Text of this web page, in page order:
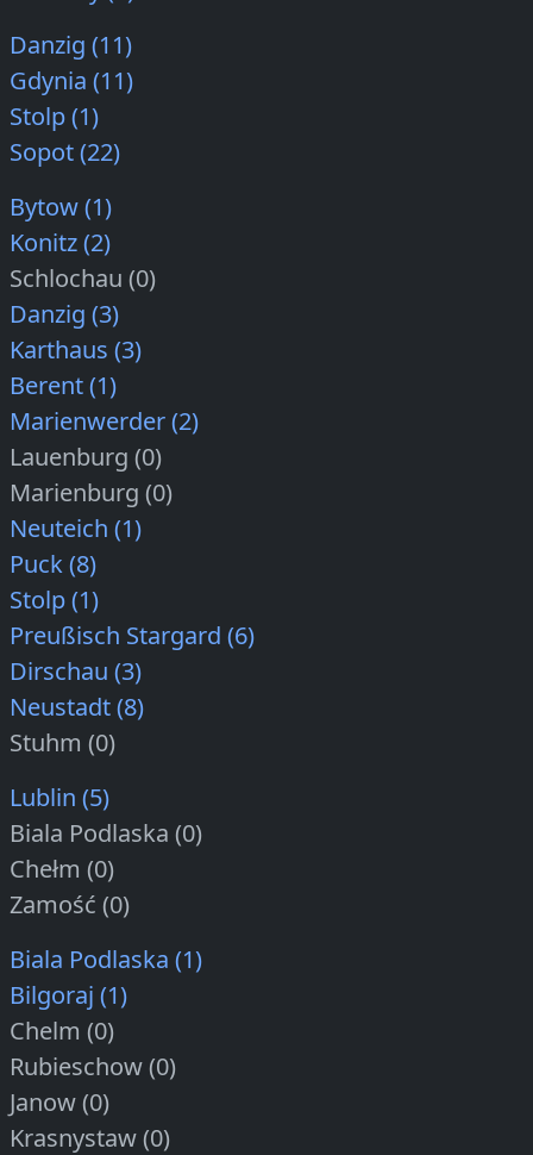
Danzig (11)
Gdynia (11)
Stolp (1)
Sopot (22)
Bytow (1)
Konitz (2)
Schlochau (0)
Danzig (3)
Karthaus (3)
Berent (1)
Marienwerder (2)
Lauenburg (0)
Marienburg (0)
Neuteich (1)
Puck (8)
Stolp (1)
Preußisch Stargard (6)
Dirschau (3)
Neustadt (8)
Stuhm (0)
Lublin (5)
Biala Podlaska (0)
Chełm (0)
Zamość (0)
Biala Podlaska (1)
Bilgoraj (1)
Chelm (0)
Rubieschow (0)
Janow (0)
Krasnystaw (0)